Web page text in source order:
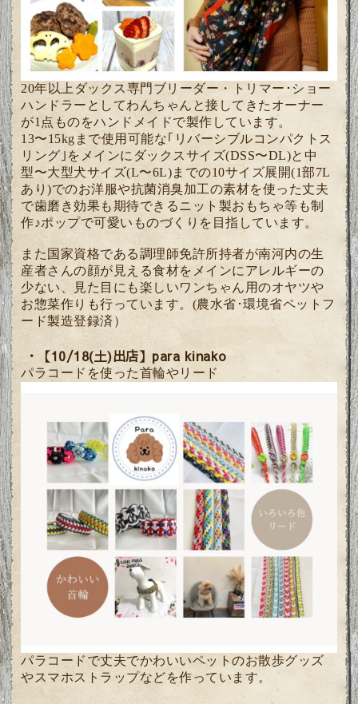
20年以上ダックス専門ブリーダー・トリマー･ショー
ハンドラーとしてわんちゃんと接してきたオーナー
が1点ものをハンドメイドで製作しています。
13〜15kgまで使用可能な｢リバーシブルコンパクトス
リング｣をメインにダックスサイズ(DSS〜DL)と中
型〜大型犬サイズ(L〜6L)までの10サイズ展開(1部7L
あり)でのお洋服や抗菌消臭加工の素材を使った丈夫
で歯磨き効果も期待できるニット製おもちゃ等も制
作♪ポップで可愛いものづくりを目指しています。
また国家資格である調理師免許所持者が南河内の生
産者さんの顔が見える食材をメインにアレルギーの
少ない、見た目にも楽しいワンちゃん用のオヤツや
お惣菜作りも行っています。(農水省･環境省ペットフ
ード製造登録済）
・【10/18(土)出店】para kinako
パラコードを使った首輪やリード
パラコードで丈夫でかわいいペットのお散歩グッズ
やスマホストラップなどを作っています。